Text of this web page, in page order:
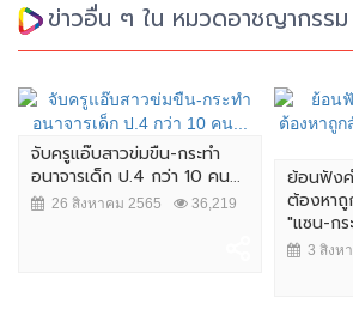
ข่าวอื่น ๆ ใน หมวดอาชญากรรม
จับครูแอ๊บสาวข่มขืน-กระทำ
อนาจารเด็ก ป.4 กว่า 10 คน...
26 สิงหาคม 2565 36,219
ย้อนฟังค
ต้องหาถู
"แซน-กร
3 สิงห